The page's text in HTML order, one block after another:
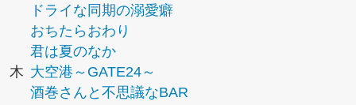
ドライな同期の溺愛癖
おちたらおわり
君は夏のなか
木 大空港～GATE24～
酒巻さんと不思議なBAR